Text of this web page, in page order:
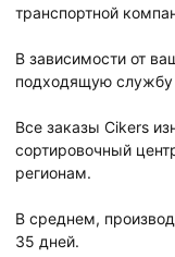
транспортной
В зависимости от
подходящую службу
Все заказы Cikers
сортировочный
регионам.
В среднем,
35 дней.